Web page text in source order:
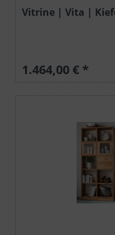
Vitrine | Vita |
1.464,00 € *